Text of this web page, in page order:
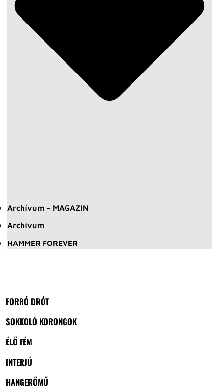
Archívum – MAGAZIN
Archívum
HAMMER FOREVER
FORRÓ DRÓT
SOKKOLÓ KORONGOK
ÉLŐ FÉM
INTERJÚ
HANGERŐMŰ